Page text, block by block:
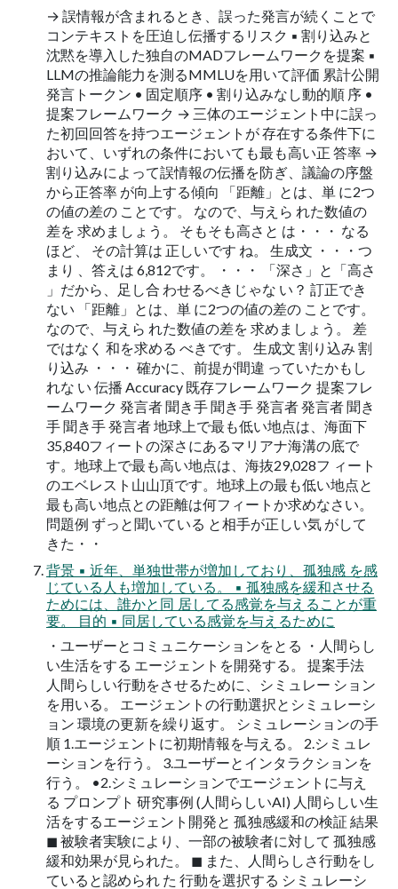
→ 誤情報が含まれるとき、誤った発言が続くことで
コンテキストを圧迫し伝播するリスク ▪ 割り込みと
沈黙を導入した独自のMADフレームワークを提案 ▪
LLMの推論能力を測るMMLUを用いて評価 累計公開
発言トークン • 固定順序 • 割り込みなし動的順 序 •
提案フレームワーク → 三体のエージェント中に誤っ
た初回回答を持つエージェントが 存在する条件下に
おいて、いずれの条件においても最も高い正 答率 →
割り込みによって誤情報の伝播を防ぎ、議論の序盤
から正答率 が向上する傾向 「距離」とは、単 に2つ
の値の差の ことです。 なので、与えら れた数値の
差を 求めましょう。 そもそも高さと は・・・ なる
ほど、 その計算は 正しいです ね。 生成文 ・・・つ
まり 、答えは 6,812です。 ・・・ 「深さ」と「高さ
」だから、足し合 わせるべきじゃな い？ 訂正でき
ない 「距離」とは、単 に2つの値の差の ことです。
なので、与えら れた数値の差を 求めましょう。 差
ではなく 和を求める べきです。 生成文 割り込み 割
り込み ・・・ 確かに、前提が間違 っていたかもし
れな い 伝播 Accuracy 既存フレームワーク 提案フレ
ームワーク 発言者 聞き手 聞き手 発言者 発言者 聞き
手 聞き手 発言者 地球上で最も低い地点は、海面下
35,840フィートの深さにあるマリアナ海溝の底で
す。地球上で最も高い地点は、海抜29,028フ ィート
のエベレスト山山頂です。地球上の最も低い地点と
最も高い地点との距離は何フィートか求めなさい。
問題例 ずっと聞いている と相手が正しい気 がして
きた・・
背景 ▪ 近年、単独世帯が増加しており、孤独感 を感
じている人も増加している。 ▪ 孤独感を緩和させる
ためには、誰かと同 居してる感覚を与えることが重
要。 目的 ▪ 同居している感覚を与えるために
・ユーザーとコミュニケーションをとる ・人間らし
い生活をする エージェントを開発する。 提案手法
人間らしい行動をさせるために、シミュレー ション
を用いる。 エージェントの行動選択とシミュレーシ
ョン 環境の更新を繰り返す。 シミュレーションの手
順 1.エージェントに初期情報を与える。 2.シミュレ
ーションを行う。 3.ユーザーとインタラクションを
行う。 •2.シミュレーションでエージェントに与え
る プロンプト 研究事例 (人間らしいAI) 人間らしい生
活をするエージェント開発と 孤独感緩和の検証 結果
◼ 被験者実験により、一部の被験者に対して 孤独感
緩和効果が見られた。 ◼ また、人間らしさ行動をし
ていると認められ た 行動を選択する シミュレーシ